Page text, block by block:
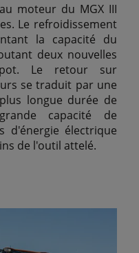
moteur du MGX III
Le refroidissement
la capacité du
deux nouvelles
Le retour sur
se traduit par une
longue durée de
capacité de
d'énergie électrique
de l'outil attelé.